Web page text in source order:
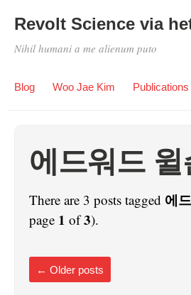
Revolt Science via
Nihil humani a me alienum puto
Blog Woo Jae Kim Publications
에드워드 윌
There are 3 posts tagged 에
page 1 of3).
← Older posts